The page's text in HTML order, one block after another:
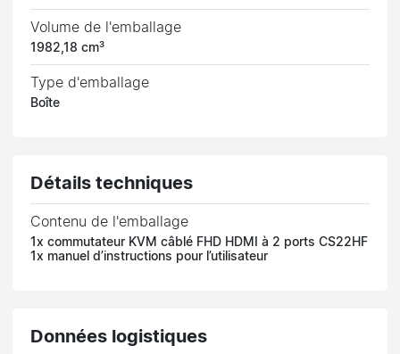
Volume de l'emballage
1982,18 cm³
Type d'emballage
Boîte
Détails techniques
Contenu de l'emballage
1x commutateur KVM câblé FHD HDMI à 2 ports CS22HF
1x manuel d’instructions pour l’utilisateur
Données logistiques